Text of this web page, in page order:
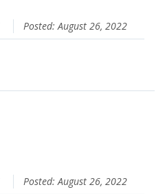
Posted: August 26, 2022
Posted: August 26, 2022